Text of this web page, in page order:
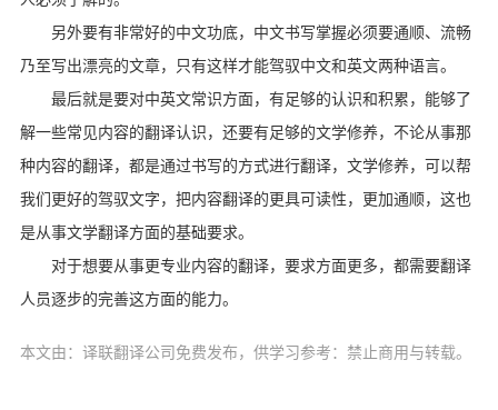
另外要有非常好的中文功底，中文书写掌握必须要通顺、流畅
乃至写出漂亮的文章，只有这样才能驾驭中文和英文两种语言。
最后就是要对中英文常识方面，有足够的认识和积累，能够了
解一些常见内容的翻译认识，还要有足够的文学修养，不论从事那
种内容的翻译，都是通过书写的方式进行翻译，文学修养，可以帮
我们更好的驾驭文字，把内容翻译的更具可读性，更加通顺，这也
是从事文学翻译方面的基础要求。
对于想要从事更专业内容的翻译，要求方面更多，都需要翻译
人员逐步的完善这方面的能力。
本文由：译联翻译公司免费发布，供学习参考：禁止商用与转载。